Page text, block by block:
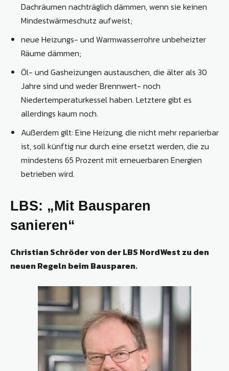
Dachräumen nachträglich dämmen, wenn sie keinen
Mindestwärmeschutz aufweist;
neue Heizungs- und Warmwasserrohre unbeheizter
Räume dämmen;
Öl- und Gasheizungen austauschen, die älter als 30
Jahre sind und weder Brennwert- noch
Niedertemperaturkessel haben. Letztere gibt es
allerdings kaum noch.
Außerdem gilt: Eine Heizung, die nicht mehr reparierbar
ist, soll künftig nur durch eine ersetzt werden, die zu
mindestens 65 Prozent mit erneuerbaren Energien
betrieben wird.
LBS: „Mit Bausparen
sanieren“
Christian Schröder von der LBS NordWest zu den
neuen Regeln beim Bausparen.